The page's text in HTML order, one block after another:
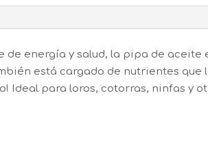
de energía y salud, la pipa de aceite
está cargado de nutrientes que
Ideal para loros, cotorras, ninfas y